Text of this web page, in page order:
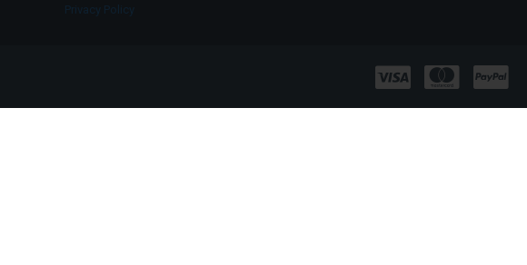
Privacy Policy